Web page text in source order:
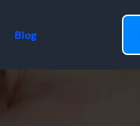
Blog